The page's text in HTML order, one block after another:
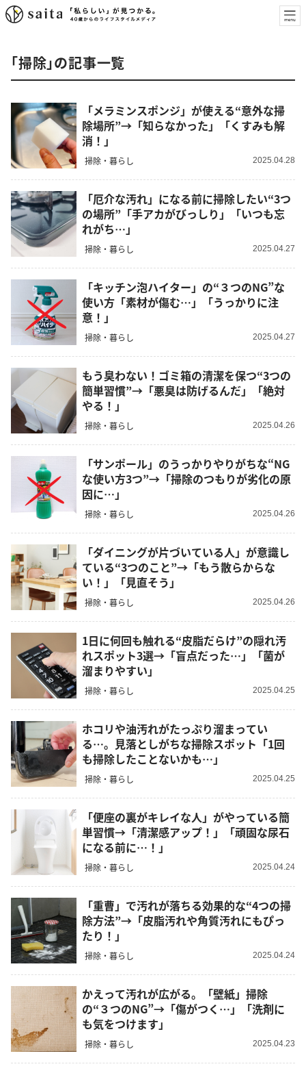
「掃除」の記事一覧
「メラミンスポンジ」が使える“意外な掃
除場所”→「知らなかった」「くすみも解
消！」
掃除・暮らし 2025.04.28
「厄介な汚れ」になる前に掃除したい“3つ
の場所”「手アカがびっしり」「いつも忘
れがち…」
掃除・暮らし 2025.04.27
「キッチン泡ハイター」の“３つのNG”な
使い方「素材が傷む…」「うっかりに注
意！」
掃除・暮らし 2025.04.27
もう臭わない！ゴミ箱の清潔を保つ“3つの
簡単習慣”→「悪臭は防げるんだ」「絶対
やる！」
掃除・暮らし 2025.04.26
「サンポール」のうっかりやりがちな“NG
な使い方3つ”→「掃除のつもりが劣化の原
因に…」
掃除・暮らし 2025.04.26
「ダイニングが片づいている人」が意識し
ている“3つのこと”→「もう散らからな
い！」「見直そう」
掃除・暮らし 2025.04.26
1日に何回も触れる“皮脂だらけ”の隠れ汚
れスポット3選→「盲点だった…」「菌が
溜まりやすい」
掃除・暮らし 2025.04.25
ホコリや油汚れがたっぷり溜まってい
る…。見落としがちな掃除スポット「1回
も掃除したことないかも…」
掃除・暮らし 2025.04.25
「便座の裏がキレイな人」がやっている簡
単習慣→「清潔感アップ！」「頑固な尿石
になる前に…！」
掃除・暮らし 2025.04.24
「重曹」で汚れが落ちる効果的な“4つの掃
除方法”→「皮脂汚れや角質汚れにもぴっ
たり！」
掃除・暮らし 2025.04.24
かえって汚れが広がる。「壁紙」掃除
の“３つのNG”→「傷がつく…」「洗剤に
も気をつけます」
掃除・暮らし 2025.04.23